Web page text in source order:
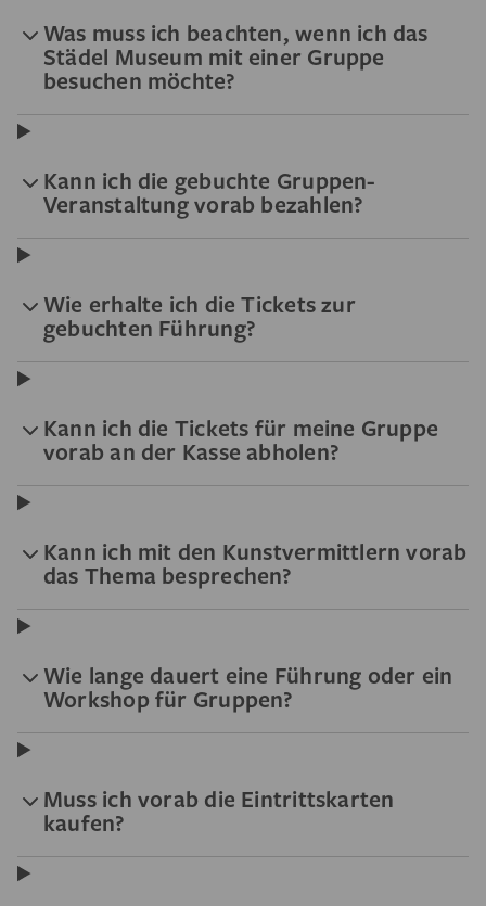
Was muss ich beachten, wenn ich das
Städel Museum mit einer Gruppe
besuchen möchte?
Kann ich die gebuchte Gruppen-
Veranstaltung vorab bezahlen?
Wie erhalte ich die Tickets zur
gebuchten Führung?
Kann ich die Tickets für meine Gruppe
vorab an der Kasse abholen?
Kann ich mit den Kunstvermittlern vorab
das Thema besprechen?
Wie lange dauert eine Führung oder ein
Workshop für Gruppen?
Muss ich vorab die Eintrittskarten
kaufen?